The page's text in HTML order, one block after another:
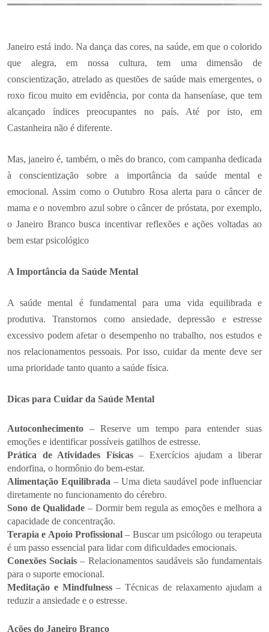
Janeiro está indo. Na dança das cores, na saúde, em que o colorido
que alegra, em nossa cultura, tem uma dimensão de
conscientização, atrelado as questões de saúde mais emergentes, o
roxo ficou muito em evidência, por conta da hanseníase, que tem
alcançado índices preocupantes no país. Até por isto, em
Castanheira não é diferente.
Mas, janeiro é, também, o mês do branco, com campanha dedicada
à conscientização sobre a importância da saúde mental e
emocional. Assim como o Outubro Rosa alerta para o câncer de
mama e o novembro azul sobre o câncer de próstata, por exemplo,
o Janeiro Branco busca incentivar reflexões e ações voltadas ao
bem estar psicológico
A Importância da Saúde Mental
A saúde mental é fundamental para uma vida equilibrada e
produtiva. Transtornos como ansiedade, depressão e estresse
excessivo podem afetar o desempenho no trabalho, nos estudos e
nos relacionamentos pessoais. Por isso, cuidar da mente deve ser
uma prioridade tanto quanto a saúde física.
Dicas para Cuidar da Saúde Mental
Autoconhecimento – Reserve um tempo para entender suas
emoções e identificar possíveis gatilhos de estresse.
Prática de Atividades Físicas– Exercícios ajudam a liberar
endorfina, o hormônio do bem-estar.
Alimentação Equilibrada – Uma dieta saudável pode influenciar
diretamente no funcionamento do cérebro.
Sono de Qualidade – Dormir bem regula as emoções e melhora a
capacidade de concentração.
Terapia e Apoio Profissional – Buscar um psicólogo ou terapeuta
é um passo essencial para lidar com dificuldades emocionais.
Conexões Sociais – Relacionamentos saudáveis são fundamentais
para o suporte emocional.
Meditação e Mindfulness– Técnicas de relaxamento ajudam a
reduzir a ansiedade e o estresse.
Ações do Janeiro Branco